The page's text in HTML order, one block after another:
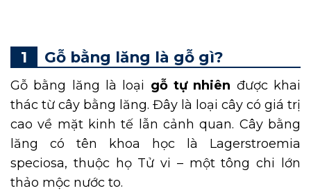
Gỗ bằng lăng là gỗ gì?
Gỗ bằng lăng là loại gỗ tự nhiên được khai
thác từ cây bằng lăng. Đây là loại cây có giá trị
cao về mặt kinh tế lẫn cảnh quan. Cây bằng
lăng có tên khoa học là Lagerstroemia
speciosa, thuộc họ Tử vi – một tông chi lớn
thảo mộc nước to.